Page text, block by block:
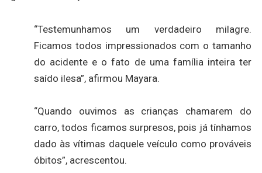
“Testemunhamos um verdadeiro milagre.
Ficamos todos impressionados com o tamanho
do acidente e o fato de uma família inteira ter
saído ilesa”, afirmou Mayara.
“Quando ouvimos as crianças chamarem do
carro, todos ficamos surpresos, pois já tínhamos
dado às vítimas daquele veículo como prováveis
óbitos”, acrescentou.